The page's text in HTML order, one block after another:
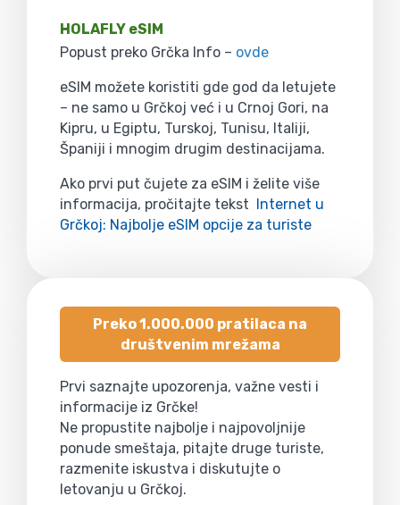
HOLAFLY eSIM
Popust preko Grčka Info – ovde
eSIM možete koristiti gde god da letujete
– ne samo u Grčkoj već i u Crnoj Gori, na
Kipru, u Egiptu, Turskoj, Tunisu, Italiji,
Španiji i mnogim drugim destinacijama.
Ako prvi put čujete za eSIM i želite više
informacija, pročitajte tekst Internet u
Grčkoj: Najbolje eSIM opcije za turiste
Preko 1.000.000 pratilaca na
društvenim mrežama
Prvi saznajte upozorenja, važne vesti i
informacije iz Grčke!
Ne propustite najbolje i najpovoljnije
ponude smeštaja, pitajte druge turiste,
razmenite iskustva i diskutujte o
letovanju u Grčkoj.